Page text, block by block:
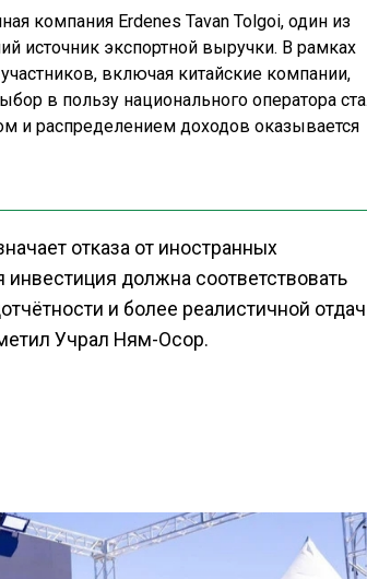
компания Erdenes Tavan Tolgoi, один из
источник экспортной выручки. В рамках
включая китайские компании,
в пользу национального оператора
и распределением доходов оказывается
отказа от иностранных
должна соответствовать
и более реалистичной
Учрал Ням-Осор.